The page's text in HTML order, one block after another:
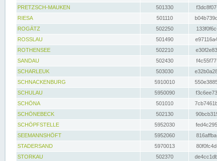
PRETZSCH-MAUKEN
501330
RIESA
501110
ROGÄTZ
502250
ROSSLAU
501490
ROTHENSEE
502210
SANDAU
502430
SCHARLEUK
503030
SCHNACKENBURG
5910010
SCHULAU
5950090
SCHÖNA
501010
SCHÖNEBECK
502130
SCHÖPFSTELLE
5952030
SEEMANNSHÖFT
5952060
STADERSAND
5970013
STORKAU
502370